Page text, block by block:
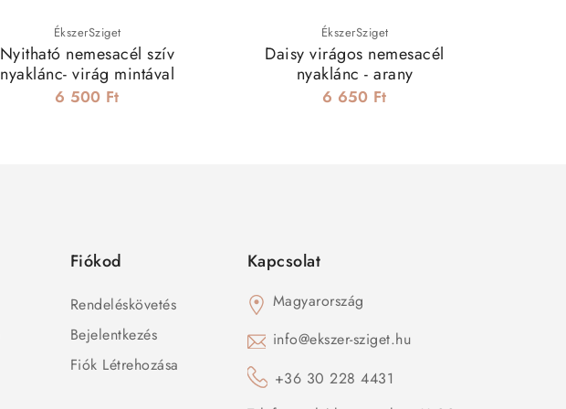
ÉkszerSziget
Nyitható nemesacél szív
nyaklánc- virág mintával
6 500 Ft
ÉkszerSziget
Daisy virágos nemesacél
nyaklánc - arany
6 650 Ft
Fiókod
Rendeléskövetés
Bejelentkezés
Fiók Létrehozása
Kapcsolat
Magyarország
info@ekszer-sziget.hu
+36 30 228 4431